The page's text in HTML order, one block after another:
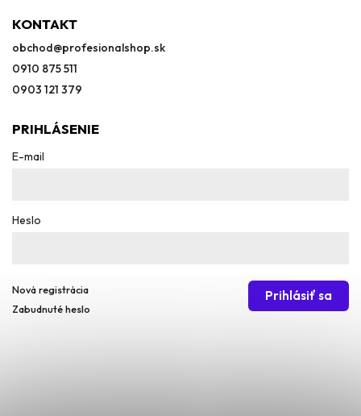
KONTAKT
obchod@profesionalshop.sk
0910 875 511
0903 121 379
PRIHLÁSENIE
E-mail
Heslo
Prihlásiť sa
Nová registrácia
Zabudnuté heslo